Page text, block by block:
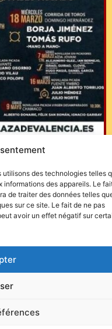
utilisons des technologies telles
des appareils. Le
de traiter des données telles
sur ce site. Le fait de ne pas
avoir un effet négatif sur